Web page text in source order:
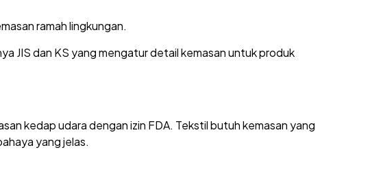
ramah lingkungan.
JIS dan KS yang mengatur detail kemasan untuk produk
kedap udara dengan izin FDA. Tekstil butuh kemasan yang
yang jelas.